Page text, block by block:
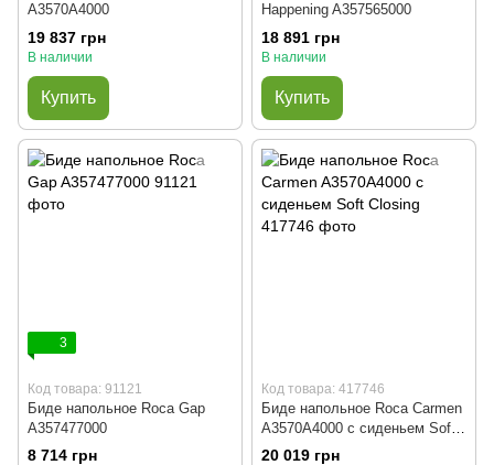
A3570A4000
19 837 грн
В наличии
Купить
Happening A357565000
18 891 грн
В наличии
Купить
3
Код товара: 91121
Биде напольное Roca Gap
A357477000
8 714 грн
Код товара: 417746
Биде напольное Roca Carmen
A3570A4000 с сиденьем Soft
Closing
20 019 грн